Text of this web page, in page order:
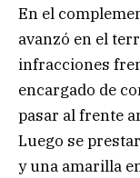
En el
avanzó en el
infracciones
encargado de
pasar al frente
Luego se
y una amarilla